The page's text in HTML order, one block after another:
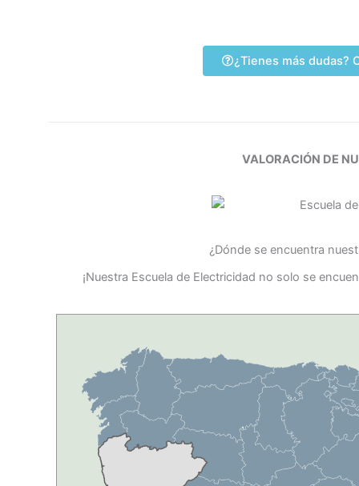
¿Tienes más dudas?
VALORACIÓN DE
¿Dónde se encuentra
¡Nuestra Escuela de Electricidad no solo se